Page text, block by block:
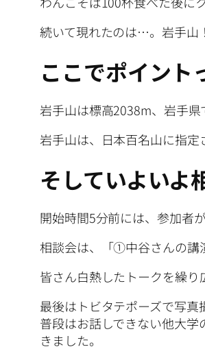
続いて現れたのは…。岩手山
ここでポイント
岩手山は標高2038m、岩手
岩手山は、日本百名山に指
そしていよいよ
開始時間5分前には、参加者
相談会は、「①中谷さんの講
皆さん白熱したトークを繰
最後はトビタテポーズで写真
普段はお話しできない他大
きました。